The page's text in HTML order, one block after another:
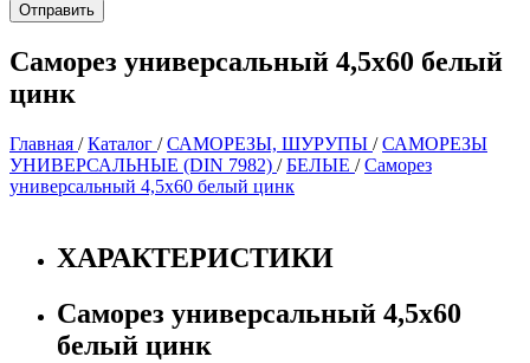
Саморез универсальный 4,5х60 белый
цинк
Главная /Каталог /САМОРЕЗЫ, ШУРУПЫ /САМОРЕЗЫ
УНИВЕРСАЛЬНЫЕ (DIN 7982) /БЕЛЫЕ /Саморез
универсальный 4,5х60 белый цинк
ХАРАКТЕРИСТИКИ
Саморез универсальный 4,5х60
белый цинк